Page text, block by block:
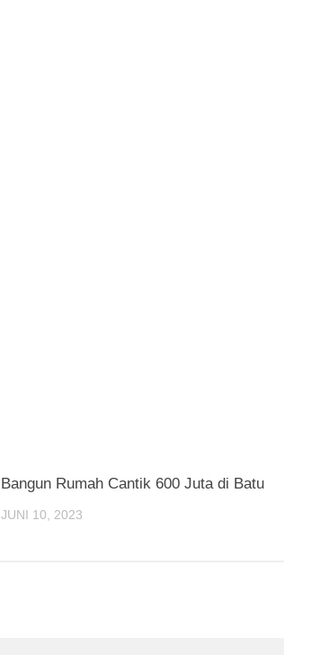
Bangun Rumah Cantik 600 Juta di Batu
JUNI 10, 2023